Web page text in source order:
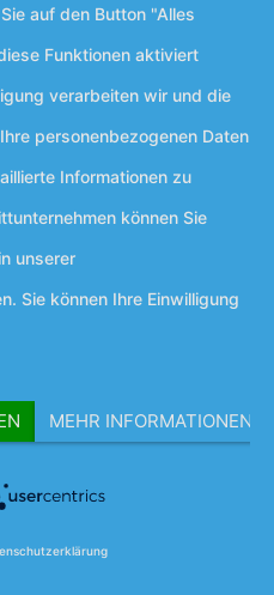
von
intl/de/
.
Beim
lädt Ihr
Web
auf den Button "Alles
Funktionen aktiviert
verarbeiten wir und die
personenbezogenen Daten
Informationen zu
können Sie
unserer
Sie können Ihre Einwilligung
MEHR INFORMATIONEN